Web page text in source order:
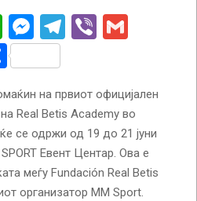
WhatsApp
Messenger
Telegram
Viber
Share
на првиот официјален
Real Betis Academy во
се одржи од 19 до 21 јуни
Евент Центар. Ова е
меѓу Fundación Real Betis
организатор MM Sport.